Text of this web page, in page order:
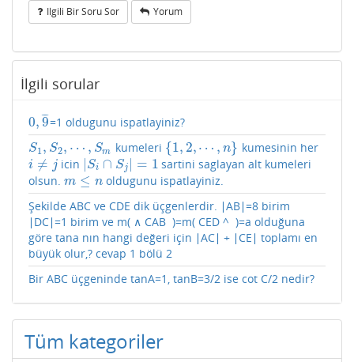
Ilgili Bir Soru Sor Yorum
İlgili sorular
0,9
¯¯
¯
0,9¯=1 oldugunu ispatlayiniz?
S1, S2, ⋯ , Sm
S1 S 2,⋯ ,S m kumeleri {1, 2,⋯ , n}
{1,2 ⋯ ,n} kumesinin her
i ≠ j
i≠ j icin |Si ∩ Sj | = 1
|Si ∩S j|=
sartini saglayan alt kumeleri
olsun. m ≤ n
m≤ n
oldugunu ispatlayiniz.
Şekilde ABC ve CDE dik üçgenlerdir. ∣AB∣=8 birim
∣DC∣=1 birim ve m( ​∧ ​CAB ​​ )=m( ​CED ​^ ​​ )=a olduğuna
göre tana nın hangi değeri için ∣AC∣ + ∣CE∣ toplamı en
büyük olur,? cevap 1 bölü 2
Bir ABC üçgeninde tanA=1, tanB=3/2 ise cot C/2 nedir?
Tüm kategoriler